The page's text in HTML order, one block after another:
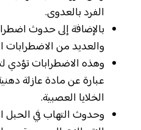
الفرد بالعدوى.
بالإضافة إلى حدوث
والعديد من الاضطرابات
وهذه الاضطرابات تؤدي
عبارة عن مادة عازلة
الخلايا العصبية.
وحدوث التهاب في الحبل